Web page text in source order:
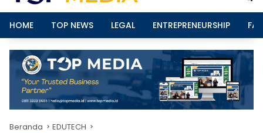
HOME TOP NEWS LEGAL ENTREPRENEURSHIP
Beranda EDUTECH